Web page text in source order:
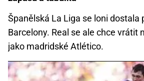
Španělská La Liga se loni dostala
Barcelony. Real se ale chce vrátit
jako madridské Atlético.